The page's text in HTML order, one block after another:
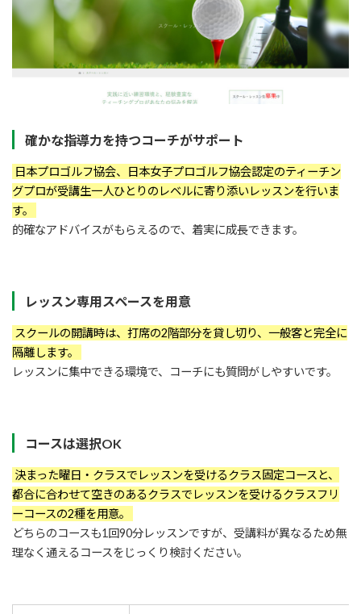
確かな指導力を持つコーチがサポート
日本プロゴルフ協会、日本女子プロゴルフ協会認定のティーチン
グプロが受講生一人ひとりのレベルに寄り添いレッスンを行いま
す。
的確なアドバイスがもらえるので、着実に成長できます。
レッスン専用スペースを用意
スクールの開講時は、打席の2階部分を貸し切り、一般客と完全に
隔離します。
レッスンに集中できる環境で、コーチにも質問がしやすいです。
コースは選択OK
決まった曜日・クラスでレッスンを受けるクラス固定コースと、
都合に合わせて空きのあるクラスでレッスンを受けるクラスフリ
ーコースの2種を用意。
どちらのコースも1回90分レッスンですが、受講料が異なるため無
理なく通えるコースをじっくり検討ください。